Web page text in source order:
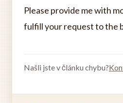
Please provide me with
fulfill your request to the
Našli jste v článku chybu?